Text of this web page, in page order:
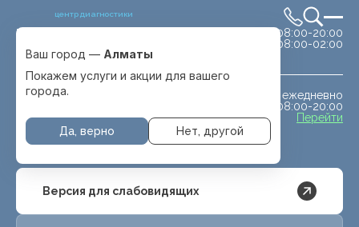
центр диагностики
Выбрать город
с. Отеген батыра
сб-вс 08:00-20:00
08:00-02:00
ежедневно
08:00-20:00
Перейти
Ваш город — Алматы
Покажем услуги и акции для вашего
города.
Да, верно Нет, другой
Версия для слабовидящих